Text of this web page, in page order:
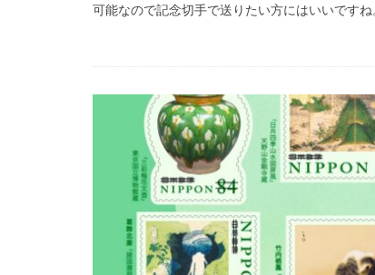
可能なので記念切手で送りたい方にはいいです